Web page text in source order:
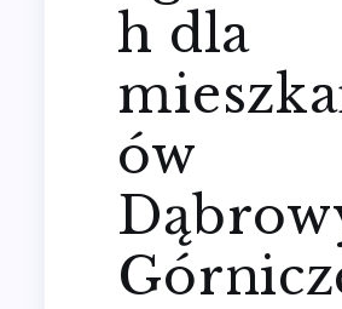
h dla
ów